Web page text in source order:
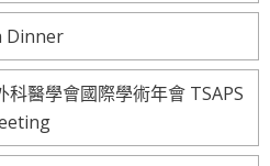
Dinner
科醫學會國際學術年會 TSAPS